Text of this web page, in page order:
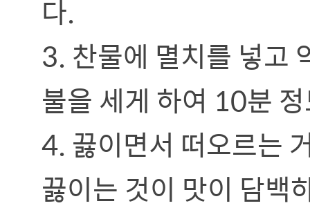
다.
3. 찬물에 멸치를 넣고
불을 세게 하여 10분
4. 끓이면서 떠오르는
끓이는 것이 맛이 담백